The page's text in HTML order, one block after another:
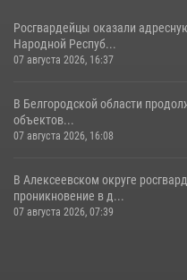
Росгвардейцы оказали
Народной Респуб...
07 августа 2026, 16:37
В Белгородской области
объектов...
07 августа 2026, 16:08
В Алексеевском округе
проникновение в д...
07 августа 2026, 07:39